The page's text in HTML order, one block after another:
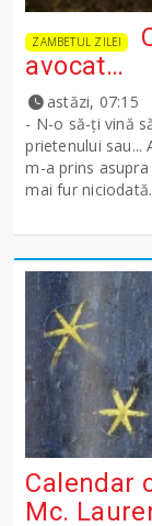
ZAMBETUL ZILEI
avocat…
astăzi, 07:15
- N-o să-ţi vină
prietenului sau...
m-a prins
mai fur
Calendar
Mc.